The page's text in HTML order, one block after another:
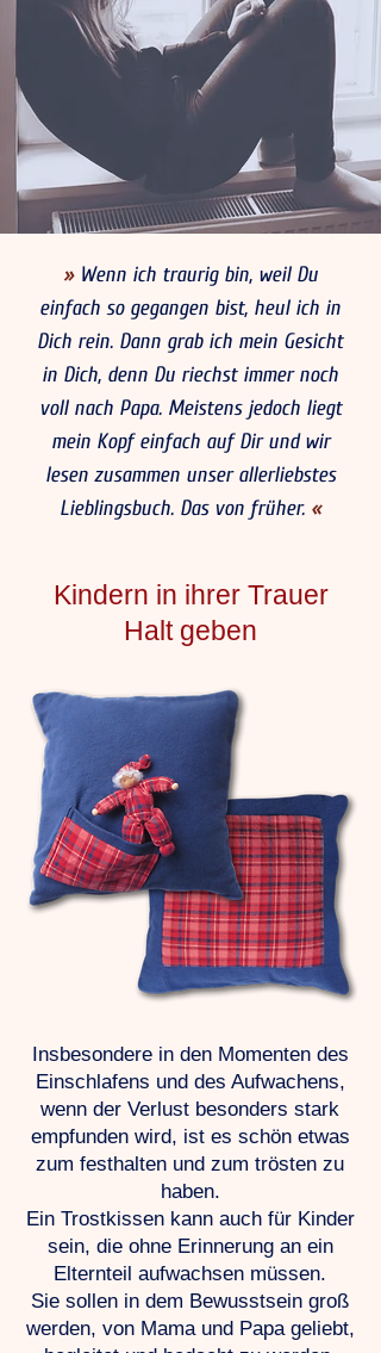
» Wenn ich traurig bin, weil Du
einfach so gegangen bist, heul ich in
Dich rein. Dann grab ich mein Gesicht
in Dich, denn Du riechst immer noch
voll nach Papa. Meistens jedoch liegt
mein Kopf einfach auf Dir und wir
lesen zusammen unser allerliebstes
Lieblingsbuch. Das von früher. «
Kindern in ihrer Trauer
Halt geben
Insbesondere in den Momenten des
Einschlafens und des Aufwachens,
wenn der Verlust besonders stark
empfunden wird, ist es schön etwas
zum festhalten und zum trösten zu
haben.
Ein Trostkissen kann auch für Kinder
sein, die ohne Erinnerung an ein
Elternteil aufwachsen müssen.
Sie sollen in dem Bewusstsein groß
werden, von Mama und Papa geliebt,